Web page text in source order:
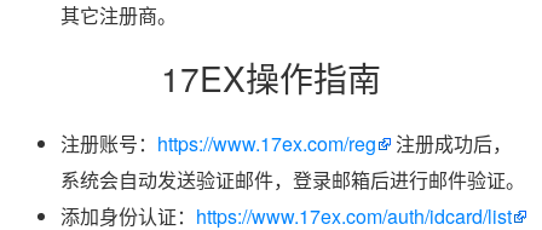
其它注册商。
17EX操作指南
注册账号： https://www.17ex.com/reg
注册成功后，
系统会自动发送验证邮件，登录邮箱后进行邮件验证。
添加身份认证： https://www.17ex.com/auth/idcard/list